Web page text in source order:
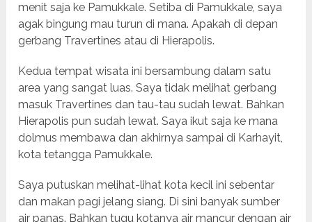
menit saja ke Pamukkale. Setiba di Pamukkale, saya
agak bingung mau turun di mana. Apakah di depan
gerbang Travertines atau di Hierapolis.
Kedua tempat wisata ini bersambung dalam satu
area yang sangat luas. Saya tidak melihat gerbang
masuk Travertines dan tau-tau sudah lewat. Bahkan
Hierapolis pun sudah lewat. Saya ikut saja ke mana
dolmus membawa dan akhirnya sampai di Karhayit,
kota tetangga Pamukkale.
Saya putuskan melihat-lihat kota kecil ini sebentar
dan makan pagi jelang siang. Di sini banyak sumber
air panas. Bahkan tugu kotanya air mancur dengan air